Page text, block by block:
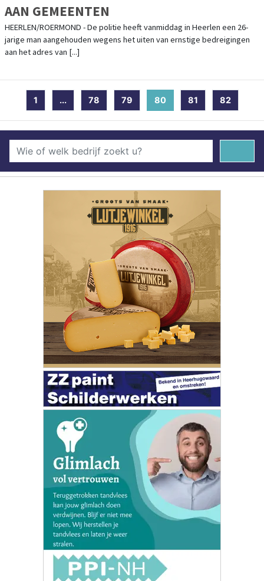
AAN GEMEENTEN
HEERLEN/ROERMOND - De politie heeft vanmiddag in Heerlen een 26-
jarige man aangehouden wegens het uiten van ernstige bedreigingen
aan het adres van [...]
1 ... 78 79 80 (current)
81 82